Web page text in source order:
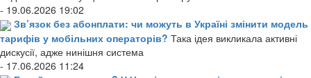
- 19.06.2026 19:02
Зв’язок без абонплати: чи можуть в Україні змінити модель
тарифів у мобільних операторів? Така ідея викликала активні
дискусії, адже нинішня система
- 17.06.2026 11:24